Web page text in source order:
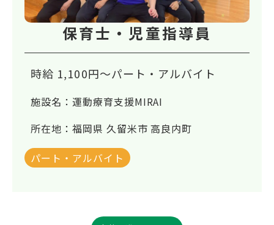
保育士・児童指導員
時給 1,100円〜パート・アルバイト
施設名： 運動療育支援MIRAI
所在地： 福岡県 久留米市 高良内町
パート・アルバイト